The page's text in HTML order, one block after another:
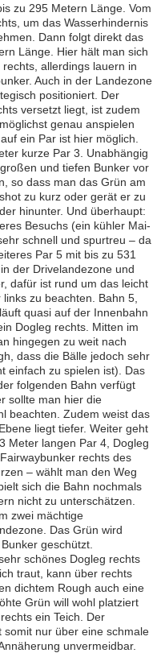
zu 295 Metern Länge. Vom
um das Wasserhindernis
Dann folgt direkt das
Länge. Hier hält man sich
allerdings lauern in
Auch in der Landezone
positioniert. Der
versetzt liegt, ist zudem
genau anspielen
ein Par ist hier möglich.
kurze Par 3. Unabhängig
und tiefen Bunker vor
so dass man das Grün am
zu kurz oder gerät er zu
hinunter. Und überhaupt:
Besuchs (ein kühler Mai-
schnell und spurtreu – da
Par 5 mit bis zu 531
der Drivelandezone und
dafür ist rund um das leicht
zu beachten. Bahn 5,
quasi auf der Innenbahn
Dogleg rechts. Mitten im
hingegen zu weit nach
dass die Bälle jedoch sehr
einfach zu spielen ist). Das
folgenden Bahn verfügt
sollte man hier die
beachten. Zudem weist das
liegt tiefer. Weiter geht
Meter langen Par 4, Dogleg
rechts des
– wählt man den Weg
sich die Bahn nochmals
nicht zu unterschätzen.
zwei mächtige
Das Grün wird
geschützt.
schönes Dogleg rechts
traut, kann über rechts
dichtem Rough auch eine
Grün will wohl platziert
ein Teich. Der
nur über eine schmale
unvermeidbar.